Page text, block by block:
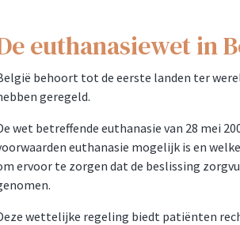
euthanasiewet in
behoort tot de eerste landen ter
geregeld.
wet betreffende euthanasie van 28 mei
euthanasie mogelijk is en
ervoor te zorgen dat de beslissing
wettelijke regeling biedt patiënten